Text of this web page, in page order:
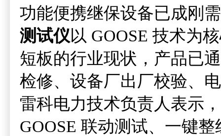
功能便携继保设备已成刚
测试仪以 GOOSE 技术为
短板的行业现状，产品已
检修、设备厂出厂校验、
雷科电力技术负责人表示
GOOSE 联动测试、一键